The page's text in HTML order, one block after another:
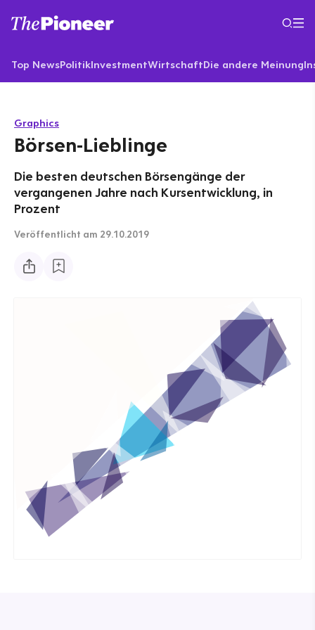
Top NewsPolitikInvestmentWirtschaftDie andere Meinung
Graphics
Börsen-Lieblinge
Die besten deutschen Börsengänge der
vergangenen Jahre nach Kursentwicklung, in
Prozent
Veröffentlicht am 29.10.2019